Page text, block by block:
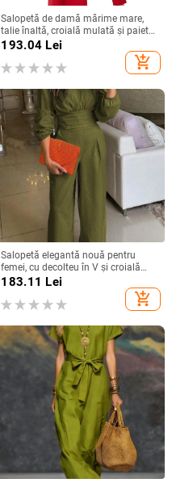
Salopetă de damă mărime mare,
talie înaltă, croială mulată și paiete,
disponibilă
193.04 Lei
add_shopping_cart
Salopetă elegantă nouă pentru
femei, cu decolteu în V și croială
lată, în stil european și american,
183.11 Lei
add_shopping_cart